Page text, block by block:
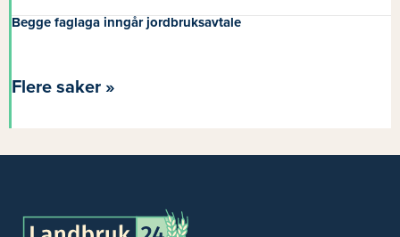
Begge faglaga inngår jordbruksavtale
Flere saker »